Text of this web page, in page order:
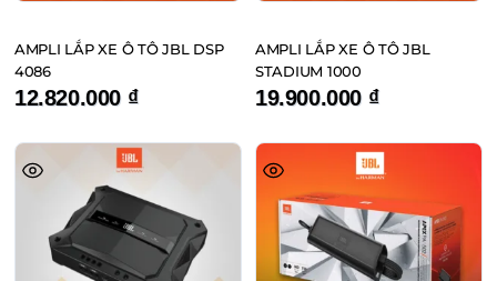
AMPLI LẮP XE Ô TÔ JBL DSP
4086
12.820.000 ₫
AMPLI LẮP XE Ô TÔ JBL
STADIUM 1000
19.900.000 ₫